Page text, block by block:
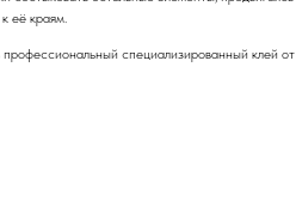
её краям.
специализированный клей от